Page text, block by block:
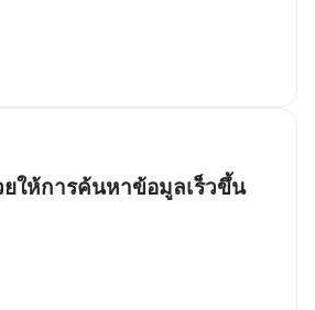
ให้การค้นหาข้อมูลเร็วขึ้น